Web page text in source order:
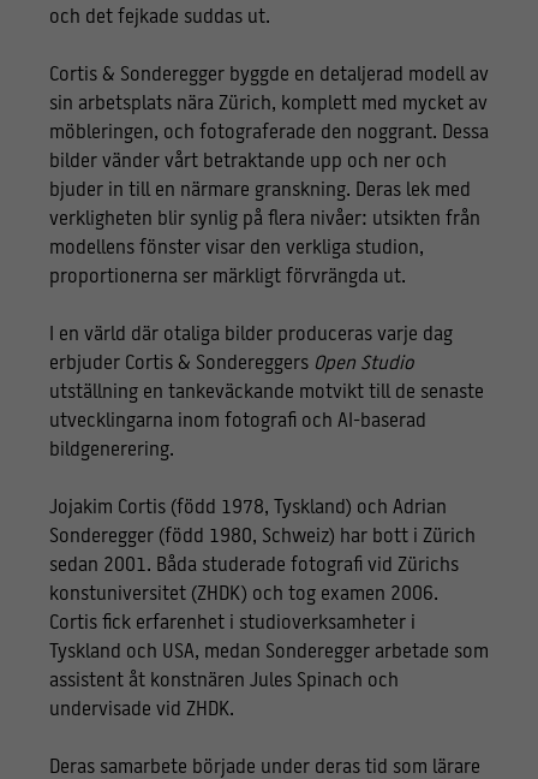
och det fejkade suddas ut.
Cortis & Sonderegger byggde en detaljerad modell av
sin arbetsplats nära Zürich, komplett med mycket av
möbleringen, och fotograferade den noggrant. Dessa
bilder vänder vårt betraktande upp och ner och
bjuder in till en närmare granskning. Deras lek med
verkligheten blir synlig på flera nivåer: utsikten från
modellens fönster visar den verkliga studion,
proportionerna ser märkligt förvrängda ut.
I en värld där otaliga bilder produceras varje dag
erbjuder Cortis & Sondereggers Open Studio
utställning en tankeväckande motvikt till de senaste
utvecklingarna inom fotografi och AI-baserad
bildgenerering.
Jojakim Cortis (född 1978, Tyskland) och Adrian
Sonderegger (född 1980, Schweiz) har bott i Zürich
sedan 2001. Båda studerade fotografi vid Zürichs
konstuniversitet (ZHDK) och tog examen 2006.
Cortis fick erfarenhet i studioverksamheter i
Tyskland och USA, medan Sonderegger arbetade som
assistent åt konstnären Jules Spinach och
undervisade vid ZHDK.
Deras samarbete började under deras tid som lärare